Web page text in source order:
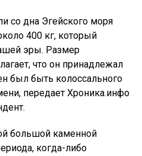
со дна Эгейского моря
400 кг, который
эры. Размер
что он принадлежал
был быть колоссального
передает Хроника.инфо
большой каменной
когда-либо